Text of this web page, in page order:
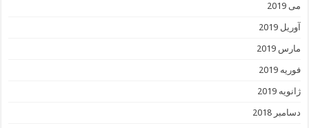
می 2019
آوریل 2019
مارس 2019
فوریه 2019
ژانویه 2019
دسامبر 2018